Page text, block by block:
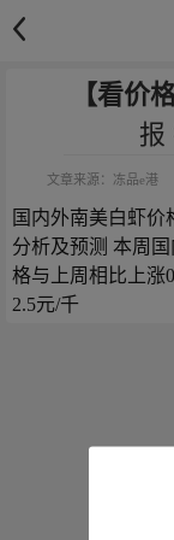
【看价格
报
文章来源： 冻品e港
国内外南美白虾价
分析及预测 本周
格与上周相比上涨
2.5元/千